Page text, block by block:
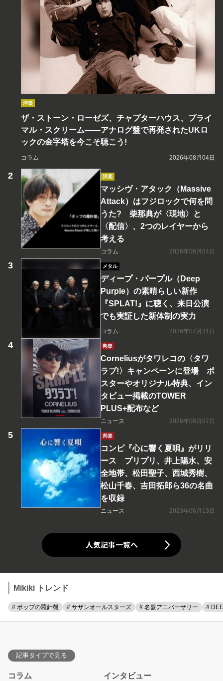
洋楽
ザ・ストーン・ローゼズ、チャプターハウス、プライ
マル・スクリーム――アナログ盤で再発されたUKロ
ックの金字塔を今こそ聴こう!
コラム 2026年08月04日
洋楽
マッシヴ・アタック（Massive
Attack）はフジロックで何を問
うた? 柴那典が〈現地〉と
〈配信〉、2つのレイヤーから
考える
コラム 2026年08月04日
メタル
ディープ・パープル（Deep
Purple）の素晴らしい新作
『SPLAT!』に聴く、来日公演
でも実証した新体制の実力
コラム 2026年07月31日
邦楽
Corneliusがタワレコの〈タワ
ラブ!〉キャンペーンに登場 ポ
スターやオリジナル特典、イン
タビュー掲載のTOWER
PLUS+配布など
ニュース 2026年08月07日
邦楽
コンピ『心に響く夏唄』がリリ
ース プリプリ、井上陽水、安
全地帯、松田聖子、西城秀樹、
松山千春、吉田拓郎ら36の名曲
を収録
ニュース 2023年06月13日
人気記事一覧へ
Mikiki トレンド
# ポップの羅針盤 # サザンオールスターズ # 名盤アニバーサリー #
記事タイプで見る
コラム
インタビュー